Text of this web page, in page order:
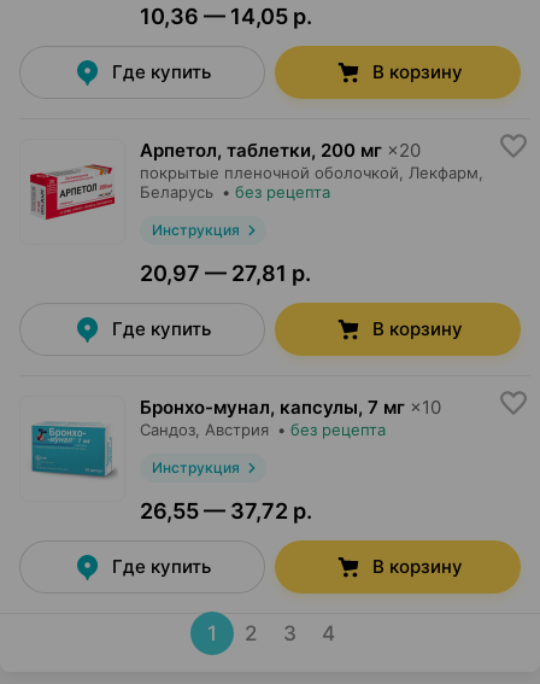
10,36 — 14,05 р.
Где купить В корзину
Арпетол, таблетки, 200 мг ×20
покрытые пленочной оболочкой, Лекфарм
Беларусь • без рецепта
Инструкция
20,97 — 27,81 р.
Где купить В корзину
Бронхо-мунал, капсулы, 7 мг ×10
Сандоз , Австрия • без рецепта
Инструкция
26,55 — 37,72 р.
Где купить В корзину
1 2 3 4